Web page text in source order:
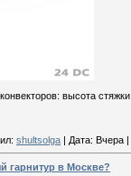
высота
shultsolga | Дата: Вчера |
гарнитур в Москве?